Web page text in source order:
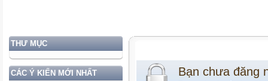
THƯ MỤC
CÁC Ý KIẾN MỚI NHẤT Bạn chưa đăng